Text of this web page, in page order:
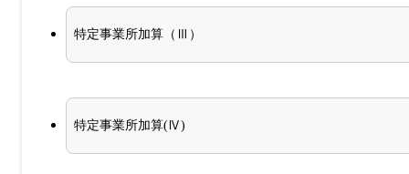
特定事業所加算（Ⅲ）
特定事業所加算(Ⅳ)